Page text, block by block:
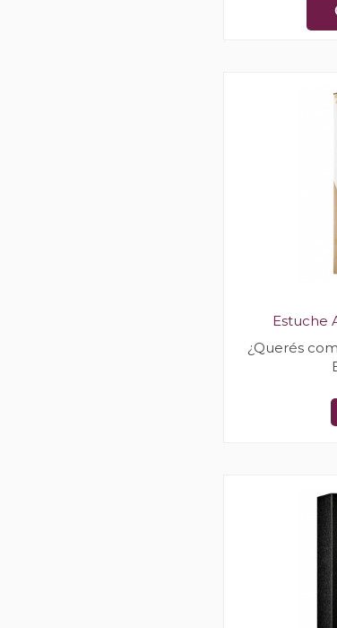
Estuche
¿Querés